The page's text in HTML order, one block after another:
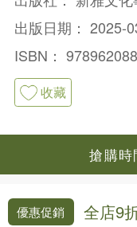
出版日期： 2025-
ISBN：
收藏
搶購
優惠促銷 全店9